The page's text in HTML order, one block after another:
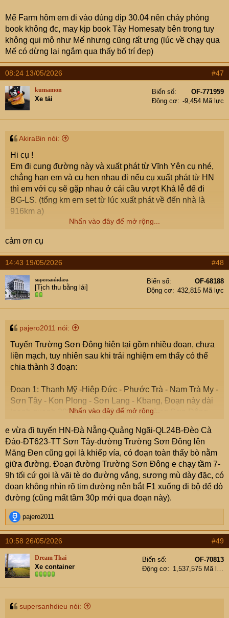
Mế Farm hôm em đi vào đúng dịp 30.04 nên cháy phòng
book không đc, may kịp book Tày Homesaty bên trong tuy
không qui mô như Mế nhưng cũng rất ưng (lúc về chạy qua
Mế có dừng lại ngắm qua thấy bố trí đẹp)
08:24 13/05/2026 #47
kumamon
Xe tải
Biển số
OF-771959
Động cơ
-9,454 Mã lực
AkiraBin nói:
Hi cụ !
Em đi cung đường này và xuất phát từ Vĩnh Yên cụ nhé,
chẳng hạn em và cụ hen nhau đi nếu cụ xuất phát từ HN
thì em với cụ sẽ gặp nhau ở cái cầu vượt Khả lễ để đi
BG-LS. (tổng km em set từ lúc xuất phát về đến nhà là
916km ạ)
Maps
Em ad luôn cả một số điểm chính em dừng nghỉ thăm
quan, cái đoạn cuối từ Trà Lĩnh về Bắc bó nếu sớm chạy
nối từ TL210 sang TL208 đến Bắc bó luôn chắc còn phê
và đẹp hơn nữa vì nhìn map thấy nui non rất cao, hôm đi
ngoài cách khu thăm quan cốc bó 2km nên map nó chỉ
đường không chạy qua TL208.
Đoạn từ hồ Ba bể về Bắc cạn, đường đẹp và núi non
nhiều ngắm sướng mắt, có qua một con đèo (có cảnh
mấy ảnh, lúc nào rảnh có khi em lập cái thớt ngắn về
chuyến đi)
View attachment 9589501
Nhấn vào đây để mở rộng...
cảm ơn cụ
14:43 19/05/2026 #48
supersanhdieu
[Tịch thu bằng lái]
Biển số
OF-68188
Động cơ
432,815 Mã lực
pajero2011 nói:
Tuyến Trường Sơn Đông hiện tại gồm nhiều đoạn, chưa
liền mạch, tuy nhiên sau khi trải nghiệm em thấy có thể
chia thành 3 đoạn:
Đoạn 1: Thạnh Mỹ -Hiệp Đức - Phước Trà - Nam Trà My -
Sơn Tây - Kon Plong - Sơn Lang - Kbang, Đoạn này dài
loanh quanh 300 km, đi xuyên rừng Trường Sơn Đông,
trùng điệp, đường ngoằn ngèo xoắn quẩy... Có sân bay
dã chiến Kbang ở khúc này.
Đoạn 2: Kbang - Ayunpa - Mdrak - Krông A - Buôn Chàm
A - Yang Mao - hầm chui xuyên rừng Chu Yang Sin. Đoạn
này dài khoảng 200 km, chủ yếu chạy dưới thung lũng,
thảo nguyên. Quang cảnh có nét giống vùng quê của
Châu Âu. Đường bằng hơn, ít xoắn quẩy hơn, nhưng
cũng ít vẻ núi rừng Trường Sơn hơn. Có sân bay dã
chiến Krông A ở khúc này.
Đoạn 3: xuyên rừng Chu Yang Sin thì sang đất Lâm
Đồng, đi thêm 70-80km là đến Suối Vàng, điểm cuối của
Trường Sơn Đông. Vì chưa xuyên được rừng nên đoạn
Nhấn vào đây để mở rộng...
e vừa đi tuyến HN-Đà Nẵng-Quảng Ngãi-QL24B-Đèo Cà
Đáo-ĐT623-TT Sơn Tây-đường Trường Sơn Đông lên
Măng Đen cũng gọi là khiếp vía, có đoạn toàn thấy bò nằm
giữa đường. Đoạn đường Trường Sơn Đông e chạy tầm 7-
9h tối cứ gọi là vãi tè do đường vắng, sương mù dày đặc, có
đoạn không nhìn rõ tim đường nên bắt F1 xuống đi bộ để dò
đường (cũng mất tầm 30p mới qua đoạn này).
R
e
a
c
t
i
o
n
s
pajero2011
10:58 26/05/2026 #49
Dream Thai
Xe container
Biển số
OF-70813
Động cơ
1,537,575 Mã lực
supersanhdieu nói: